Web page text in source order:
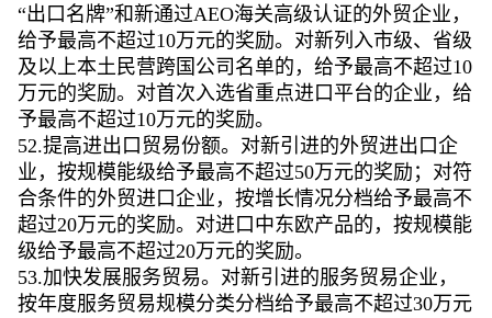
“出口名牌”和新通过AEO海关高级认证的外贸企业，
给予最高不超过10万元的奖励。对新列入市级、省级
及以上本土民营跨国公司名单的，给予最高不超过10
万元的奖励。对首次入选省重点进口平台的企业，给
予最高不超过10万元的奖励。
52.提高进出口贸易份额。对新引进的外贸进出口企
业，按规模能级给予最高不超过50万元的奖励；对符
合条件的外贸进口企业，按增长情况分档给予最高不
超过20万元的奖励。对进口中东欧产品的，按规模能
级给予最高不超过20万元的奖励。
53.加快发展服务贸易。对新引进的服务贸易企业，
按年度服务贸易规模分类分档给予最高不超过30万元